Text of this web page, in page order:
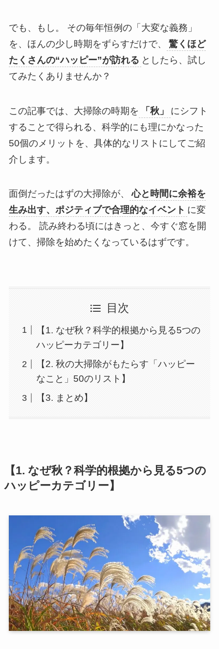
でも、もし。 その毎年恒例の「大変な義務」
を、ほんの少し時期をずらすだけで、
驚くほど
たくさんの“ハッピー”が訪れる としたら、試し
てみたくありませんか？
この記事では、大掃除の時期を 「秋」
にシフト
することで得られる、科学的にも理にかなった
50個のメリットを、具体的なリストにしてご紹
介します。
面倒だったはずの大掃除が、
心と時間に余裕を
生み出す、ポジティブで合理的なイベント に変
わる。 読み終わる頃にはきっと、今すぐ窓を開
けて、掃除を始めたくなっているはずです。
目次
【1. なぜ秋？科学的根拠から見る5つの
ハッピーカテゴリー】
【2. 秋の大掃除がもたらす「ハッピー
なこと」50のリスト】
【3. まとめ】
【1. なぜ秋？科学的根拠から見る5つの
ハッピーカテゴリー】